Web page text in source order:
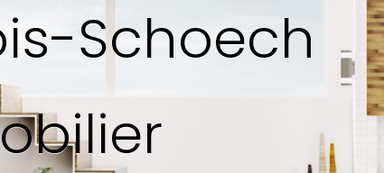
Schoech